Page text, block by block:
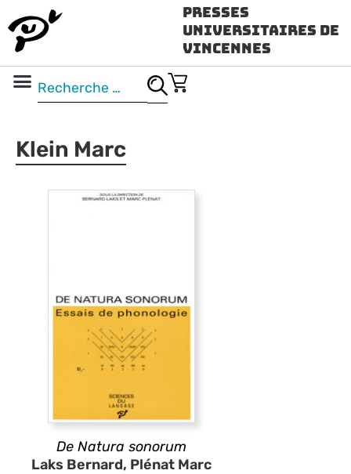
Presses
Universitaires de
Vincennes
Klein Marc
De Natura sonorum
Laks Bernard, Plénat Marc